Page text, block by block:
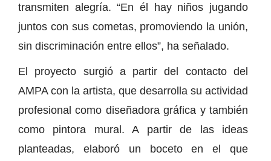
transmiten alegría. “En él hay niños jugando
juntos con sus cometas, promoviendo la unión,
sin discriminación entre ellos”, ha señalado.
El proyecto surgió a partir del contacto del
AMPA con la artista, que desarrolla su actividad
profesional como diseñadora gráfica y también
como pintora mural. A partir de las ideas
planteadas, elaboró un boceto en el que